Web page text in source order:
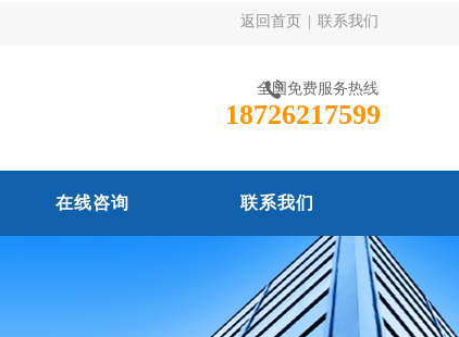
返回首页 联系我们
全国免费服务热线
18726217599
在线咨询 联系我们